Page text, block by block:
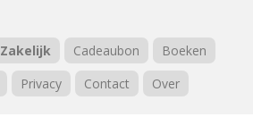
Zakelijk Cadeaubon
Boeken
Privacy Contact Over